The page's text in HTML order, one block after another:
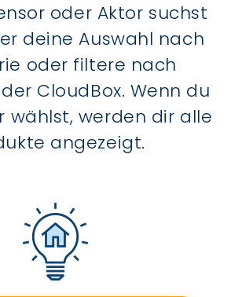
oder Aktor suchst
deine Auswahl nach
oder filtere nach
CloudBox. Wenn du
wählst, werden dir alle
angezeigt.